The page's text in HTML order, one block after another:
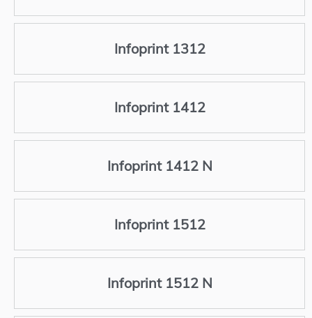
Infoprint 1312
Infoprint 1412
Infoprint 1412 N
Infoprint 1512
Infoprint 1512 N